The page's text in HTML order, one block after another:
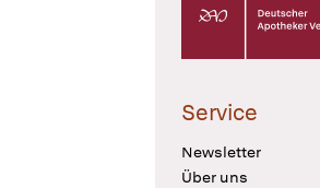
Deutscher
Service
Newsletter
Über uns